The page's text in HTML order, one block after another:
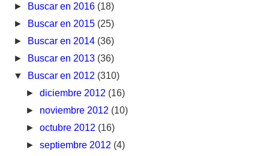
► Buscar en 2016 (18)
► Buscar en 2015 (25)
► Buscar en 2014 (36)
► Buscar en 2013 (36)
▼ Buscar en 2012 (310)
► diciembre 2012 (16)
► noviembre 2012 (10)
► octubre 2012 (16)
► septiembre 2012 (4)